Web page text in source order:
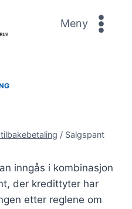
Meny
/ Salgspant
inngås i kombinasjon
der kredittyter har
etter reglene om